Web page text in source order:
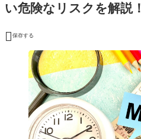
い危険なリスクを解説！
 保存する